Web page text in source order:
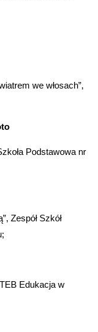
we włosach”,
Podstawowa nr
Zespół Szkół
Edukacja w